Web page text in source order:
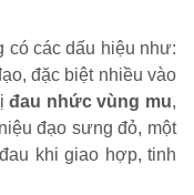
có các dấu hiệu như:
đặc biệt nhiều vào
đau nhức vùng mu,
đạo sưng đỏ, một
khi giao hợp, tinh